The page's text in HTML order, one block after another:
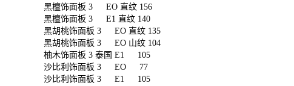
黑檀饰面板 3 EO 直纹 156
黑檀饰面板 3 E1 直纹 140
黑胡桃饰面板 3 EO 直纹 135
黑胡桃饰面板 3 EO 山纹 104
柚木饰面板 3 泰国 E1 105
沙比利饰面板 3 EO 77
沙比利饰面板 3 E1 105